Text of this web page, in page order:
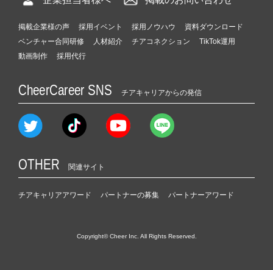
掲載企業様の声 採用イベント 採用ノウハウ
資料ダウンロード
ベンチャー合同研修
人材紹介 チアコネクション
TikTok運用
動画制作
採用代行
CheerCareer SNS チアキャリアからの発信
OTHER 関連サイト
チアキャリアアワード パートナーの募集 パートナーアワード
Copyright© Cheer Inc. All Rights Reserved.